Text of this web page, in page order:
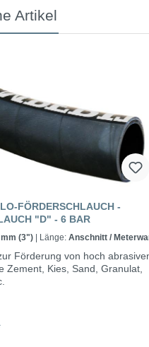
Artikel
FÖRDERSCHLAUCH -
"D" - 6 BAR
(3") | Länge: Anschnitt /
Förderung von hoch
Zement, Kies, Sand, Granulat,